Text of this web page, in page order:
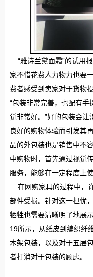
“雅诗兰黛面霜”的试用
家不惜花费人力物力也要
费者感受到卖家对于货物
“包装非常完善，也配有
觉非常好。”好的包装会
良好的购物体验而引发其
品的外包装也是销售中不
中购物时，首先通过视觉
服务，能够在一定程度上
在网购家具的过程中，
部件受损。针对这一担忧
牺牲也需要清晰明了地展
19所示，从纸皮到编织纤
木架包装，以及对于五层
者打消对于包装的顾虑。